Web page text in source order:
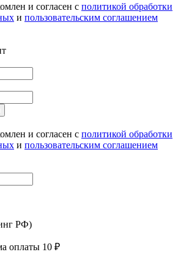
и согласен с политикой обработки
и пользовательским соглашением
и согласен с политикой обработки
и пользовательским соглашением
РФ)
оплаты 10 ₽